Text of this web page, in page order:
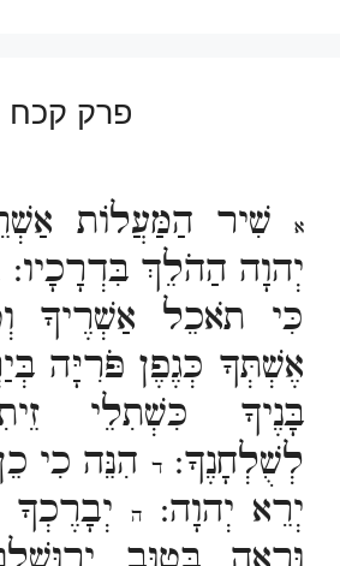
פרק קכח
א
שִׁיר הַמַּעֲלוֹת
יְהוָה הַהֹלֵךְ בִּדְרָכָיו:
כִּי תֹאכֵל אַשְׁרֶיךָ
אֶשְׁתְּךָ כְּגֶפֶן פֹּרִיָּה
בָּנֶיךָ כִּשְׁתִלֵי
לְשֻׁלְחָנֶךָ:ד הִנֵּה כִי
יְרֵא יְהוָה:
ה
יְבָרֶכְךָ